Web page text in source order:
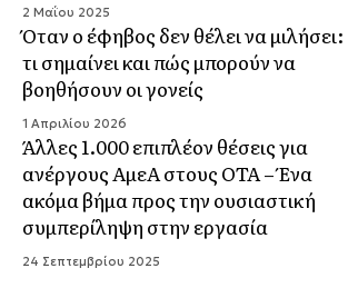
2 Μαΐου 2025
Όταν ο έφηβος δεν θέλει να μιλήσει:
τι σημαίνει και πώς μπορούν να
βοηθήσουν οι γονείς
1 Απριλίου 2026
Άλλες 1.000 επιπλέον θέσεις για
ανέργους ΑμεΑ στους ΟΤΑ – Ένα
ακόμα βήμα προς την ουσιαστική
συμπερίληψη στην εργασία
24 Σεπτεμβρίου 2025